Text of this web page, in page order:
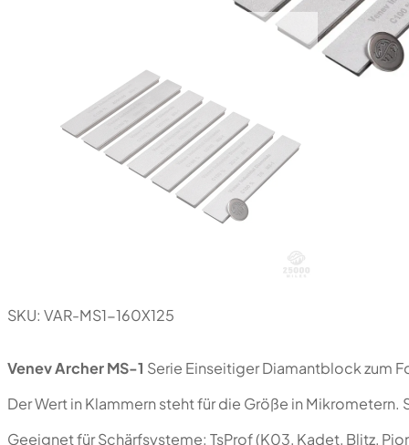
Venev Archer MS-1 Serie Einseitiger Diamantblock zum
Der Wert in Klammern steht für die Größe in
Geeignet für Schärfsysteme: TsProf (K03, Kadet, Blitz,
SKU: VAR-MS1-160X125